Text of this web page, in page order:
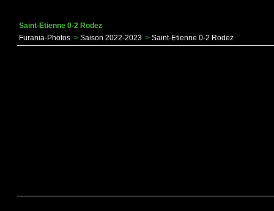
Saint-Etienne 0-2 Rodez
Furania-Photos > Saison 2022-2023 > Saint-Etienne 0-2 Rodez